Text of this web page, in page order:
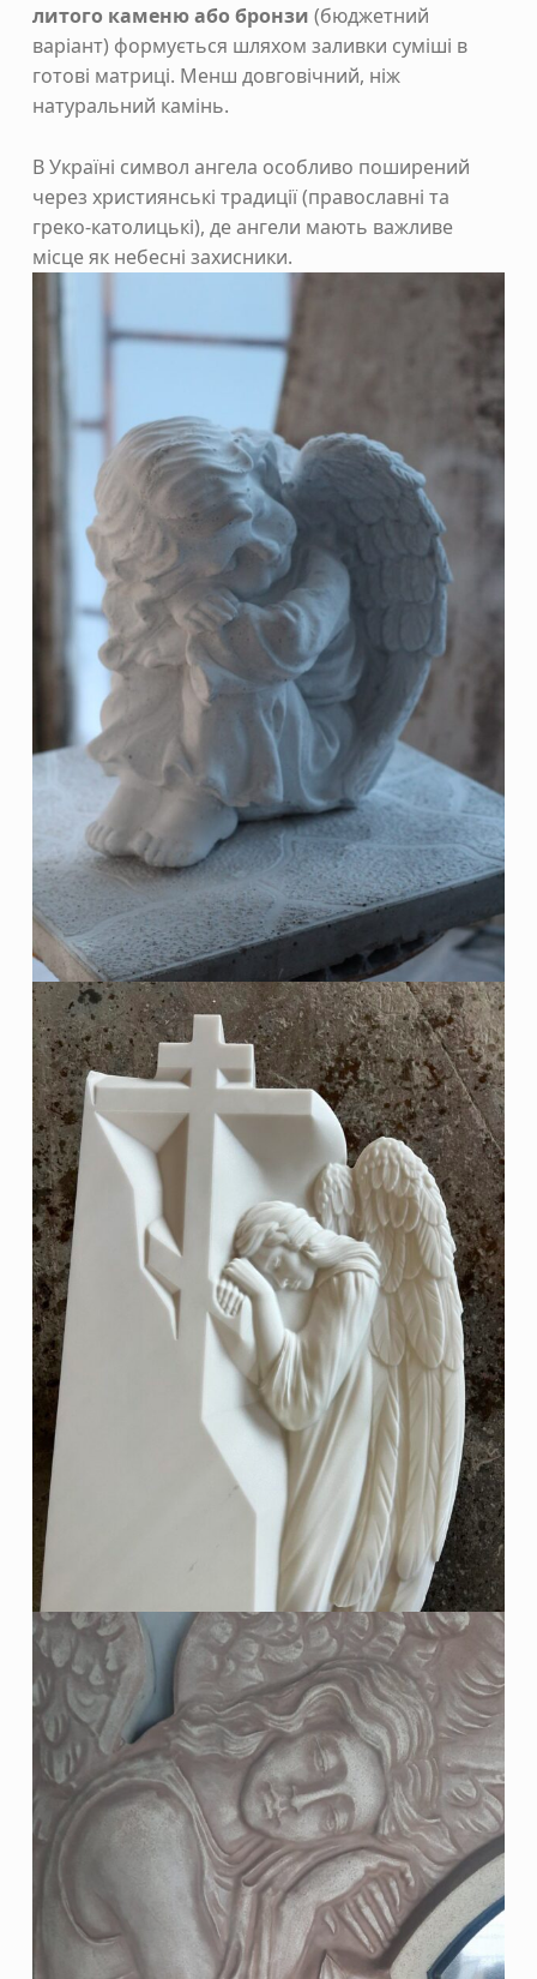
литого каменю або бронзи (бюджетний
варіант) формується шляхом заливки суміші в
готові матриці. Менш довговічний, ніж
натуральний камінь.
В Україні символ ангела особливо поширений
через християнські традиції (православні та
греко-католицькі), де ангели мають важливе
місце як небесні захисники.